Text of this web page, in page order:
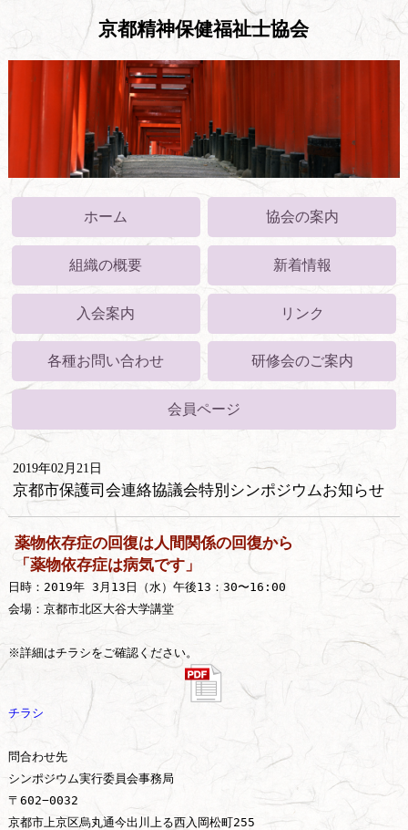
京都精神保健福祉士協会
ホーム 協会の案内
組織の概要 新着情報
入会案内 リンク
各種お問い合わせ 研修会のご案内
会員ページ
2019年02月21日
京都市保護司会連絡協議会特別シンポジウムお知らせ
薬物依存症の回復は人間関係の回復から
「薬物依存症は病気です」
日時：2019年 3月13日（水）午後13：30〜16:00
会場：京都市北区大谷大学講堂
※詳細はチラシをご確認ください。
チラシ
問合わせ先
シンポジウム実行委員会事務局
〒602−0032
京都市上京区烏丸通今出川上る西入岡松町255